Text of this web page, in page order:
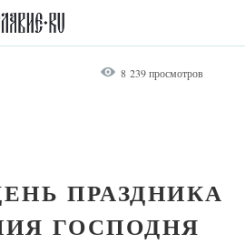
8 239 просмотров
ПРАЗДНИКА
ГОСПОДНЯ